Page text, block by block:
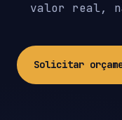
valor real,
Solicitar